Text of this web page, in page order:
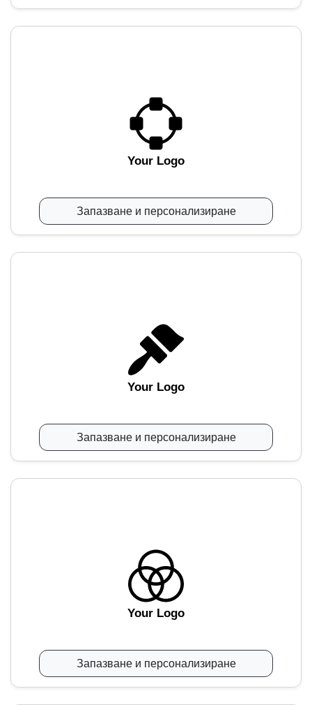
Your Logo
Запазване и персонализиране
Your Logo
Запазване и персонализиране
Your Logo
Запазване и персонализиране